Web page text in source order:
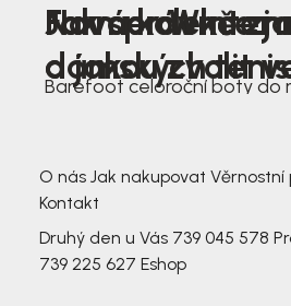
Nová kolekce
dámských
Jak správně
a jakou zvolit
Farmer Winter
Barefoot celoroční boty do
O nás Jak nakupovat Věrnostní
Kontakt
Druhý den u Vás 739 045 578
739 225 627 Eshop